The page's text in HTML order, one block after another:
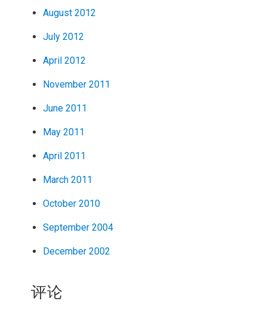
August 2012
July 2012
April 2012
November 2011
June 2011
May 2011
April 2011
March 2011
October 2010
September 2004
December 2002
评论